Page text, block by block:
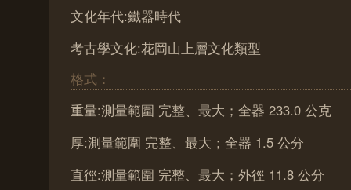
文化年代:鐵器時代
考古學文化:花岡山上層文化類型
格式：
重量:測量範圍 完整、最大；全器 233.0 公克
厚:測量範圍 完整、最大；全器 1.5 公分
直徑:測量範圍 完整、最大；外徑 11.8 公分